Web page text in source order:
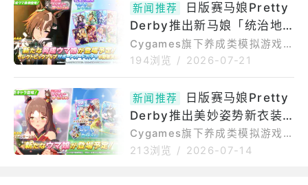
era为西洋名言及歌曲，意为顺
其自然或船到桥头自然直」，同
时开
应援！是也！？]目白麦昆」立体
化。由Kleiner推出的1/7比例涂
装完成品模型，再现了角色身穿
白蓝黄配色制服、全力应援的经
典姿态。商品包含本体及特制台
子与扩音器等小物细节精致呈
现，多彩缤纷的台座衬托整体气
氛。本品比例为1/7，全
新闻推荐
日版赛马娘Pretty
Derby推出新马娘「统治地
位」
Cygames旗下养成类模拟游戏
《赛马娘PrettyDerby（ウマ娘
ameplayer/PCSteam）07/20
公布了隔天开始的新一波马娘卡
池以及支援卡池。新马娘卡池PU
角色为★★★统治地位[Monoch
romeGM]ルーラーシップ：统
194浏览 / 2026-07-21
新闻推荐
日版赛马娘Pretty
Derby推出美妙姿势新衣装
「面华煌彩传・极」、优秀素
质新支援「两手满满、小仓之
Cygames旗下养成类模拟游戏
《赛马娘PrettyDerby（ウマ娘
213浏览 / 2026-07-14